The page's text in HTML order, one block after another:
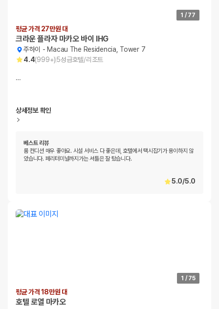
1 / 77
평균 가격 27만원 대
크라운 플라자 마카오 바이 IHG
주하이 - Macau The Residencia, Tower 7
4.4(999+)5성급호텔/리조트
…
상세정보 확인
베스트 리뷰
룸 컨디션 매우 좋아요. 시설 서비스 다 좋은데, 호텔에서 택시잡기가 용이하지 않
았습니다. 페리터미널까지가는 셔틀은 잘 탔습니다.
5.0/5.0
1 / 75
평균 가격 18만원 대
호텔 로열 마카오